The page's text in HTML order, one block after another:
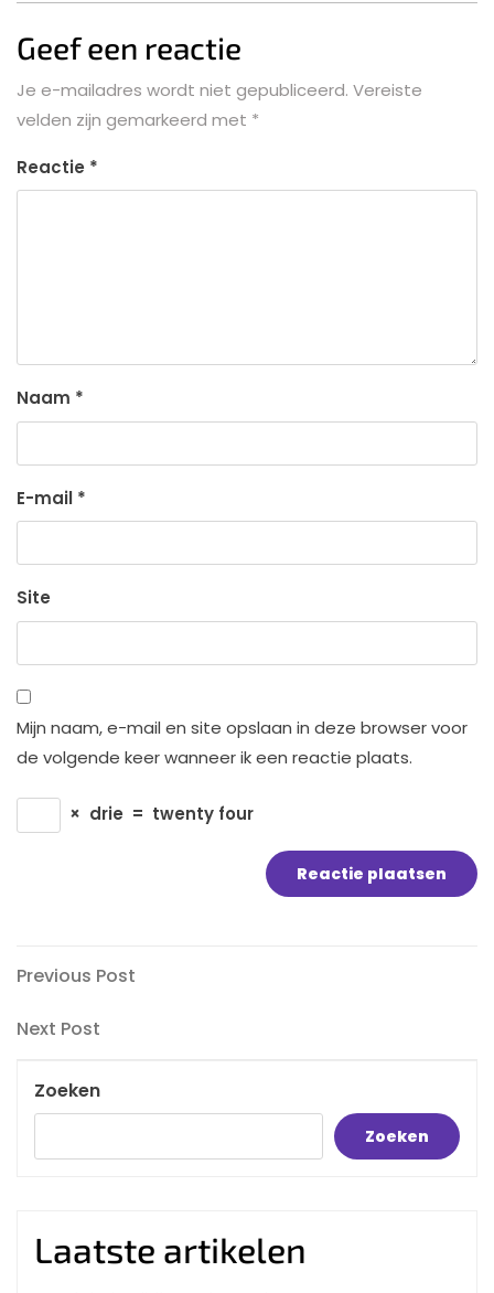
Geef een reactie
Je e-mailadres wordt niet gepubliceerd. Vereiste
velden zijn gemarkeerd met *
Reactie *
Naam *
E-mail *
Site
Mijn naam, e-mail en site opslaan in deze browser voor
de volgende keer wanneer ik een reactie plaats.
× drie = twenty four
Bericht
navigatie
Previous
Previous Post
Next
Next Post
Zoeken
Zoeken
Laatste artikelen